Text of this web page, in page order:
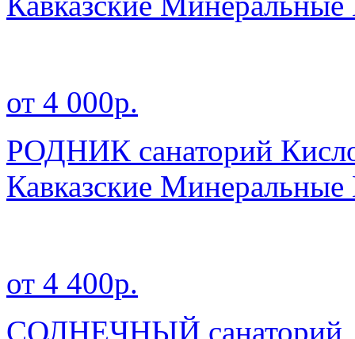
от 4 000р.
РОДНИК санаторий
Кавказские
от 4 400р.
СОЛНЕЧНЫЙ санаторий